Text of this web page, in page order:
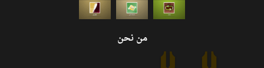
من نحن